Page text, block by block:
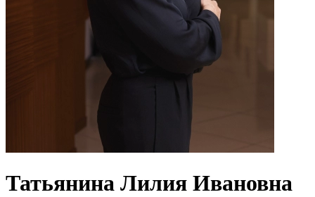
Татьянина Лилия Ивановна